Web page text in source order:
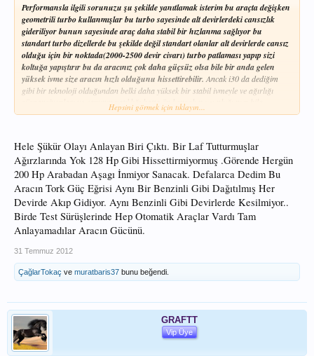
Performansla ilgili sorunuzu şu şekilde yanıtlamak isterim bu araçta değişken
geometrili turbo kullanmışlar bu turbo sayesinde alt devirlerdeki cansızlık
gideriliyor bunun sayesinde araç daha stabil bir hızlanma sağlıyor bu
standart turbo dizellerde bu şekilde değil standart olanlar alt devirlerde cansız
olduğu için bir noktada(2000-2500 devir civarı) turbo patlaması yapıp sizi
koltuğa yapıştırır bu da aracınız çok daha güçsüz olsa bile bir anda gelen
yüksek ivme size aracın hızlı olduğunu hissettirebilir.Ancak i30 da dediğim
gibi bir teknoloji olduğundan belki daha yüksek bir stabil ivmeyle ve ağırlığı
süspansiyonları ve camının yatıklığı hatta ön konsolun uzunluğunun bile
yüzünden bu hızı çok hissetmiyorsunuz araç hırçın bir performanstan çok, güçlü
yapan ünlü işinin ustası kişilere yönlendirebilirim çok verimli bir motor
yapmışlar hiç bir modifikasyona gidilmeden araç 180 Hp 350-400 Nm tork u
sağlıklı bir şekilde sakin kullanımda yakıtınızı arttırmadan(hatta mantıklı
kullanımda 1lt civarlarında tasarrufla) verebiliyor ki bence bu verilerle birlikte
iyi bir pilotajla 0-100 km/h hızlanması 10.9 sn den 8-8,5sn civarlarına
düşeceğine inanıyorum.. Umarım yardımcı olabilmişimdir...
Hepsini görmek için tıklayın...
Hele Şükür Olayı Anlayan Biri Çıktı. Bir Laf Tutturmuşlar
Ağırzlarında Yok 128 Hp Gibi Hissettirmiyormuş .Görende Hergün
200 Hp Arabadan Aşagı İnmiyor Sanacak. Defalarca Dedim Bu
Aracın Tork Güç Eğrisi Aynı Bir Benzinli Gibi Dağıtılmış Her
Devirde Akıp Gidiyor. Aynı Benzinli Gibi Devirlerde Kesilmiyor..
Birde Test Sürüşlerinde Hep Otomatik Araçlar Vardı Tam
Anlayamadılar Aracın Gücünü.
31 Temmuz 2012
ÇağlarTokaç ve muratbaris37 bunu beğendi.
GRAFTT
Vip Üye